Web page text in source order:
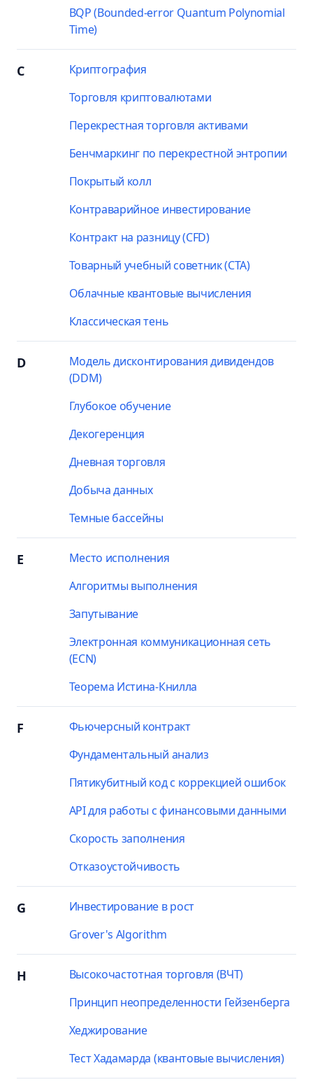
BQP (Bounded-error Quantum Polynomial
Time)
C
Криптография
Торговля криптовалютами
Перекрестная торговля активами
Бенчмаркинг по перекрестной энтропии
Покрытый колл
Контраварийное инвестирование
Контракт на разницу (CFD)
Товарный учебный советник (CTA)
Облачные квантовые вычисления
Классическая тень
D
Модель дисконтирования дивидендов
(DDM)
Глубокое обучение
Декогеренция
Дневная торговля
Добыча данных
Темные бассейны
E
Место исполнения
Алгоритмы выполнения
Запутывание
Электронная коммуникационная сеть
(ECN)
Теорема Истина-Книлла
F
Фьючерсный контракт
Фундаментальный анализ
Пятикубитный код с коррекцией ошибок
API для работы с финансовыми данными
Скорость заполнения
Отказоустойчивость
G
Инвестирование в рост
Grover's Algorithm
H
Высокочастотная торговля (ВЧТ)
Принцип неопределенности Гейзенберга
Хеджирование
Тест Хадамарда (квантовые вычисления)